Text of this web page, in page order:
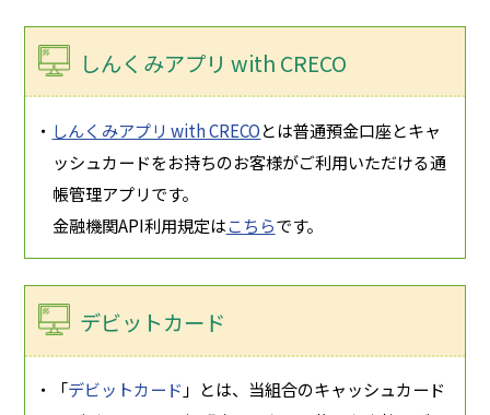
しんくみアプリ with CRECO
・ しんくみアプリ with CRECOとは普通預金口座とキャ
ッシュカードをお持ちのお客様がご利用いただける通
帳管理アプリです。
金融機関API利用規定はこちらです。
デビットカード
・「デビットカード 」とは、当組合のキャッシュカード